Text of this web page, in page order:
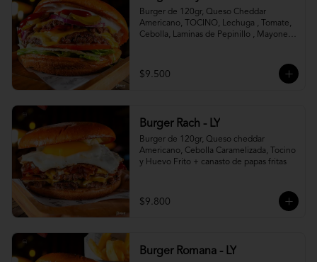
Burger de 120gr, Queso Cheddar
Americano, TOCINO, Lechuga , Tomate,
Cebolla, Laminas de Pepinillo , Mayonesa
$9.500
Burger Rach - LY
Burger de 120gr, Queso cheddar
Americano, Cebolla Caramelizada, Tocino
y Huevo Frito + canasto de papas fritas
$9.800
Burger Romana - LY